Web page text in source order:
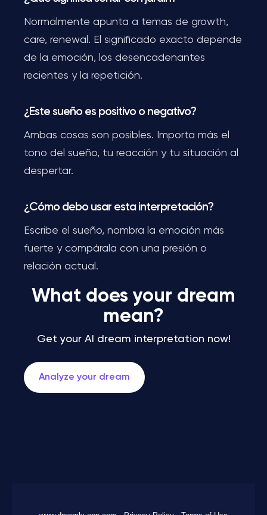
Normalmente apunta a temas de growth,
care, renewal. El significado exacto depende
de la emoción, los desencadenantes
recientes y la repetición.
¿Este sueño es positivo o negativo?
Ambas cosas son posibles. Importa más el
tono del sueño, tu reacción y tu situación al
despertar.
¿Cómo debo usar esta interpretación?
Escribe el sueño, nombra la emoción más
fuerte y compárala con una presión o
relación actual.
What does your dream
mean?
Get your AI dream interpretation now!
Analyze your dream